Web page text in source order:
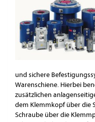
und sichere
Warenschiene. Hierbei
zusätzlichen
dem Klemmkopf über die
Schraube über die